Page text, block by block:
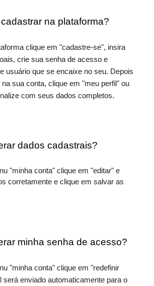
na plataforma?
clique em "cadastre-se", insira
crie sua senha de acesso e
usuário que se encaixe no seu. Depois
sua conta, clique em "meu perfil" ou
com seus dados completos.
dados cadastrais?
"minha conta" clique em "editar" e
corretamente e clique em salvar as
minha senha de acesso?
"minha conta" clique em "redefinir
será enviado automaticamente para o